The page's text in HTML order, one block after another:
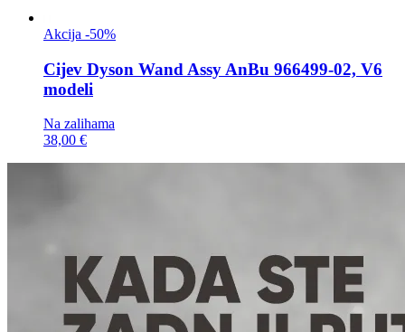
Akcija -50%
Cijev Dyson Wand Assy AnBu 966499-02, V6
modeli
Na zalihama
38,00 €